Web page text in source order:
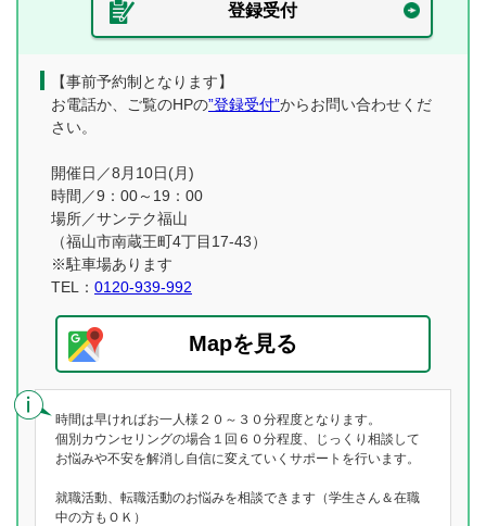
登録受付
【事前予約制となります】
お電話か、ご覧のHPの”登録受付”からお問い合わせくだ
さい。
開催日／8月10日(月)
時間／9：00～19：00
場所／サンテク福山
（福山市南蔵王町4丁目17-43）
※駐車場あります
TEL： 0120-939-992
Mapを見る
時間は早ければお一人様２０～３０分程度となります。
個別カウンセリングの場合１回６０分程度、じっくり相談して
お悩みや不安を解消し自信に変えていくサポートを行います。
就職活動、転職活動のお悩みを相談できます（学生さん＆在職
中の方もＯＫ）